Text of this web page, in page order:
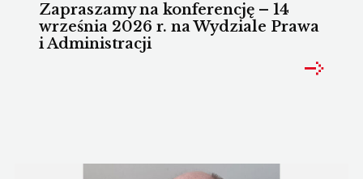
Zapraszamy na konferencję – 14
września 2026 r. na Wydziale Prawa
i Administracji